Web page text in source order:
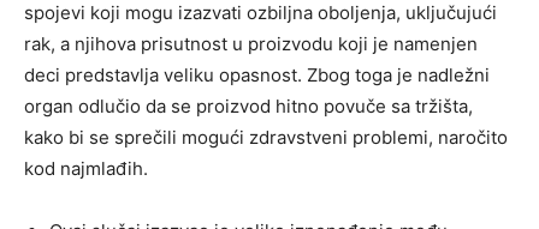
spojevi koji mogu izazvati ozbiljna oboljenja, uključujući
rak, a njihova prisutnost u proizvodu koji je namenjen
deci predstavlja veliku opasnost. Zbog toga je nadležni
organ odlučio da se proizvod hitno povuče sa tržišta,
kako bi se sprečili mogući zdravstveni problemi, naročito
kod najmlađih.